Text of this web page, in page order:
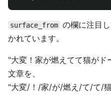
surface_from の欄に注目
かれています。
"大変！家が燃えてて猫がド
文章を、
"大変/！/家/が/燃え/て/て/